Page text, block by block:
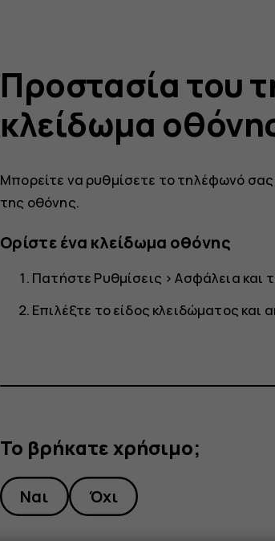
Προστασία του
κλείδωμα
Μπορείτε να ρυθμίσετε το τηλέφωνό
της οθόνης.
Ορίστε ένα κλείδωμα οθόνης
Πατήστε Ρυθμίσεις >Ασφάλεια και
Επιλέξτε το είδος κλειδώματος
Το βρήκατε χρήσιμο;
Ναι Όχι